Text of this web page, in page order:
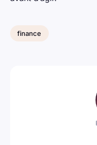
finance